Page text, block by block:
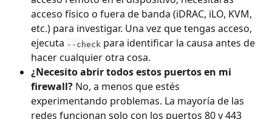
acceso físico o fuera de banda (iDRAC, iLO, KVM,
etc.) para investigar. Una vez que tengas acceso,
ejecuta --check para identificar la causa antes de
hacer cualquier otra cosa.
¿Necesito abrir todos estos puertos en mi
firewall? No, a menos que estés
experimentando problemas. La mayoría de las
redes funcionan solo con los puertos 80 y 443